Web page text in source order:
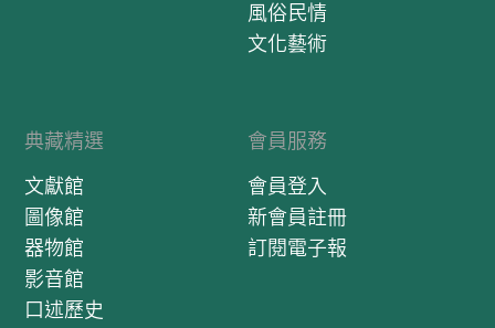
風俗民情
文化藝術
典藏精選
文獻館
圖像館
器物館
影音館
口述歷史
會員服務
會員登入
新會員註冊
訂閱電子報